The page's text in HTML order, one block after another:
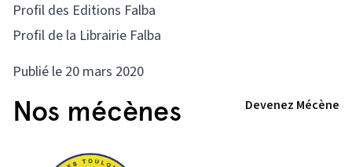
Profil des Editions Falba
Profil de la Librairie Falba
Publié le 20 mars 2020
Nos mécènes Devenez Mécène